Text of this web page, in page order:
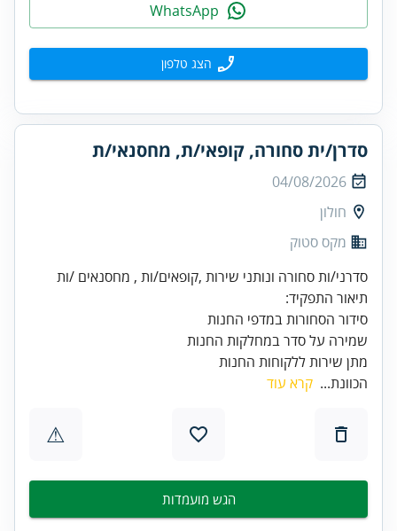
הצג טלפון
סדרן/ית סחורה, קופאי/ת, מחסנאי/ת
04/08/2026
חולון
מקס סטוק
מתן שירות ללקוחות החנות
הכוונת... קרא עוד
⚠
הגש מועמדות